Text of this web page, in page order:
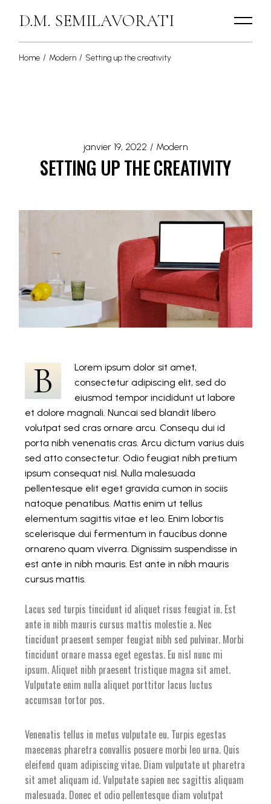
D.M. SEMILAVORATI
Home Modern Setting up the creativity
janvier 19, 2022 Modern
SETTING UP THE CREATIVITY
B
Lorem ipsum dolor sit amet,
consectetur adipiscing elit, sed do
eiusmod tempor incididunt ut labore
et dolore magnali. Nuncai sed blandit libero
volutpat sed cras ornare arcu. Consequ dui id
porta nibh venenatis cras. Arcu dictum varius duis
sed atto consectetur. Odio feugiat nibh pretium
ipsum consequat nisl. Nulla malesuada
pellentesque elit eget gravida cumon in sociis
natoque penatibus. Mattis enim ut tellus
elementum sagittis vitae et leo. Enim lobortis
scelerisque dui fermentum in faucibus donne
ornareno quam viverra. Dignissim suspendisse in
est ante in nibh mauris. Est ante in nibh mauris
cursus mattis.
Lacus sed turpis tincidunt id aliquet risus feugiat in. Est
ante in nibh mauris cursus mattis molestie a. Nec
tincidunt praesent semper feugiat nibh sed pulvinar. Morbi
tincidunt ornare massa eget egestas. Eu nisl nunc mi
ipsum. Aliquet nibh praesent tristique magna sit amet.
Vulputate enim nulla aliquet porttitor lacus luctus
accumsan tortor pos.
Venenatis tellus in metus vulputate eu. Turpis egestas
maecenas pharetra convallis posuere morbi leo urna. Quis
eleifend quam adipiscing vitae. Diam vulputate ut pharetra
sit amet aliquam id. Vulputate sapien nec sagittis aliquam
malesuada. Donec et odio pellentesque diam volutpat